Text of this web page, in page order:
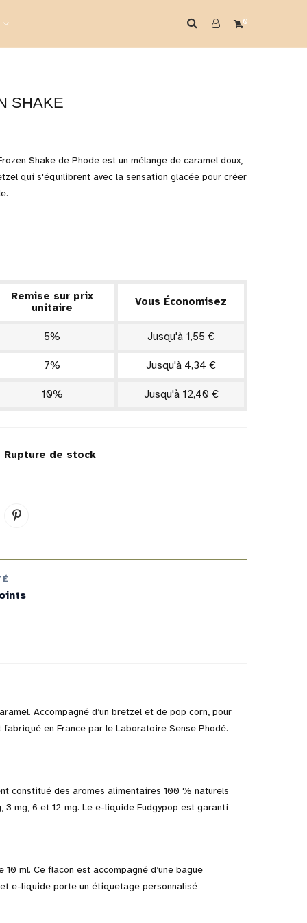
0
SHAKE
Shake de Phode est un mélange de caramel doux,
qui s'équilibrent avec la sensation glacée pour créer
Remise sur prix
unitaire
Vous Économisez
5% Jusqu'à 1,55 €
7% Jusqu'à 4,34 €
10% Jusqu'à 12,40 €
Rupture de stock
Accompagné d’un bretzel et de pop corn, pour
en France par le Laboratoire Sense Phodé.
constitué des aromes alimentaires 100 % naturels
3 mg, 6 et 12 mg. Le e-liquide Fudgypop est garanti
ml. Ce flacon est accompagné d’une bague
e-liquide porte un étiquetage personnalisé